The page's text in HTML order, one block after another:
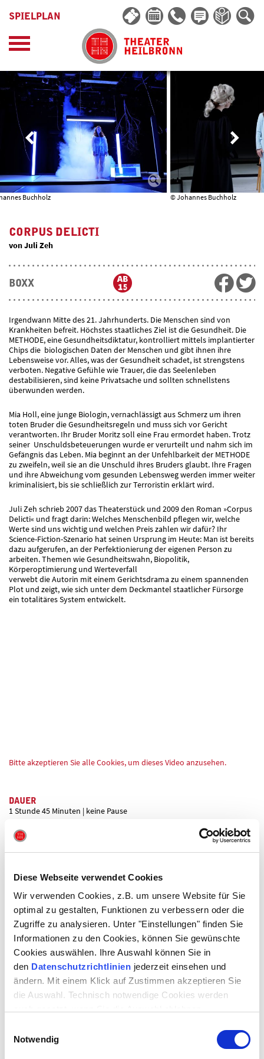
Diese Webseite verwendet Cookies
Wir verwenden Cookies, z.B. um unsere Website für Sie
optimal zu gestalten, Funktionen zu verbessern oder die
Zugriffe zu analysieren. Unter "Einstellungen" finden Sie
Informationen zu den Cookies, können Sie gewünschte
Cookies auswählen. Ihre Auswahl können Sie in
den Datenschutzrichtlinien jederzeit einsehen und
ändern. Mit einem Klick auf Zustimmen akzeptieren Sie
die Auswahl. Technisch notwendige Cookies werden
Notwendig
SPIELPLAN
Buchholz © Johannes Buchholz
CORPUS DELICTI
von Juli Zeh
BOXX
Irgendwann Mitte des 21. Jahrhunderts. Die Menschen sind von
Krankheiten befreit. Höchstes staatliches Ziel ist die Gesundheit. Die
METHODE, eine Gesundheitsdiktatur, kontrolliert mittels implantierter
Chips die biologischen Daten der Menschen und gibt ihnen ihre
Lebensweise vor. Alles, was der Gesundheit schadet, ist strengstens
verboten. Negative Gefühle wie Trauer, die das Seelenleben
destabilisieren, sind keine Privatsache und sollten schnellstens
überwunden werden.
Mia Holl, eine junge Biologin, vernachlässigt aus Schmerz um ihren
toten Bruder die Gesundheitsregeln und muss sich vor Gericht
verantworten. Ihr Bruder Moritz soll eine Frau ermordet haben. Trotz
seiner Unschuldsbeteuerungen wurde er verurteilt und nahm sich im
Gefängnis das Leben. Mia beginnt an der Unfehlbarkeit der METHODE
zu zweifeln, weil sie an die Unschuld ihres Bruders glaubt. Ihre Fragen
und ihre Abweichung vom gesunden Lebensweg werden immer weiter
kriminalisiert, bis sie schließlich zur Terroristin erklärt wird.
Juli Zeh schrieb 2007 das Theaterstück und 2009 den Roman »Corpus
Delicti« und fragt darin: Welches Menschenbild pflegen wir, welche
Werte sind uns wichtig und welchen Preis zahlen wir dafür? Ihr
Science-Fiction-Szenario hat seinen Ursprung im Heute: Man ist bereits
dazu aufgerufen, an der Perfektionierung der eigenen Person zu
arbeiten. Themen wie Gesundheitswahn, Biopolitik,
Körperoptimierung und Werteverfall
verwebt die Autorin mit einem Gerichtsdrama zu einem spannenden
Plot und zeigt, wie sich unter dem Deckmantel staatlicher Fürsorge
ein totalitäres System entwickelt.
Bitte akzeptieren Sie alle Cookies, um dieses Video anzusehen.
DAUER
1 Stunde 45 Minuten | keine Pause
WORUM GEHT ES?
Anpassung und Widerstand • Selbstbestimmung und
Fremdbestimmung • Recht und Gerechtigkeit
VERMITTLUNGSANGEBOTE
BOXX | Abitour•Workshop zum Stück•Materialmappe•Nachgespräch
Führung
Buchungsformular für Gruppen